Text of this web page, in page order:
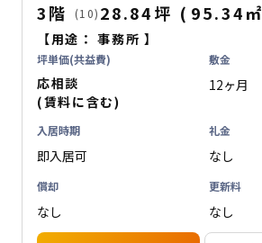
3階 (10) 28.84坪 ( 95.34㎡
【用途：事務所 】
坪単価(共益費)
応相談
(賃料に含む)
敷金
12ヶ月
入居時期
即入居可
礼金
なし
償却
なし
更新料
なし